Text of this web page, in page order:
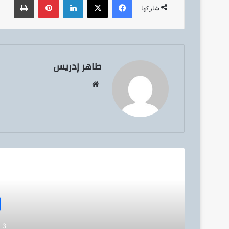
شاركها
طاهر إدريس
3 أكتوبر، 2022